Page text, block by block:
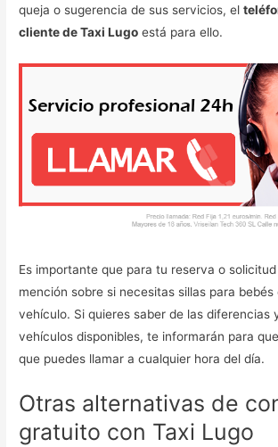
queja o sugerencia de sus servicios, el
cliente de Taxi Lugo está para ello.
Es importante que para tu reserva o
mención sobre si necesitas sillas para
vehículo. Si quieres saber de las diferencias
vehículos disponibles, te informarán para
que puedes llamar a cualquier hora del día.
Otras alternativas de
gratuito con Taxi Lugo